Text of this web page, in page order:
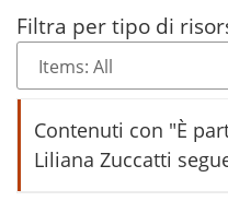
Filtra per tipo di
Contenuti con "È
Liliana Zuccatti